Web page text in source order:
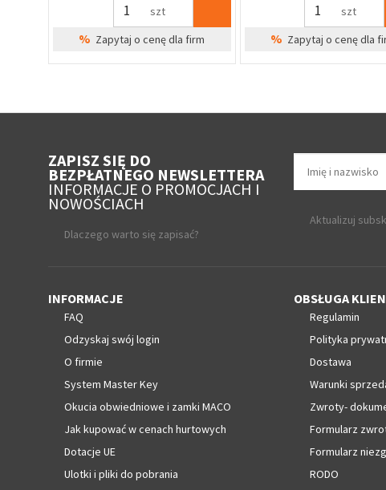
szt
% Zapytaj o cenę dla firm
szt
% Zapytaj o cenę dla
ZAPISZ SIĘ DO
BEZPŁATNEGO NEWSLETTERA
INFORMACJE O PROMOCJACH I
NOWOŚCIACH
Dlaczego warto się zapisać?
Aktualizuj
INFORMACJE
FAQ
Odzyskaj swój login
O firmie
System Master Key
Okucia obwiedniowe i zamki MACO
Jak kupować w cenach hurtowych
Dotacje UE
Ulotki i pliki do pobrania
OBSŁUGA
Regulamin
Polityka
Dostawa
Warunki
Zwroty-
Formularz
Formularz
RODO